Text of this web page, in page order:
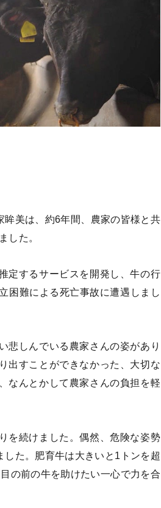
美は、約6年間、農家の皆様と共
した。
定するサービスを開発し、牛の行
困難による死亡事故に遭遇しまし
悲しんでいる農家さんの姿があり
出すことができなかった、大切な
なんとかして農家さんの負担を軽
を続けました。偶然、危険な姿勢
た。肥育牛は大きいと1トンを超
の前の牛を助けたい一心で力を合